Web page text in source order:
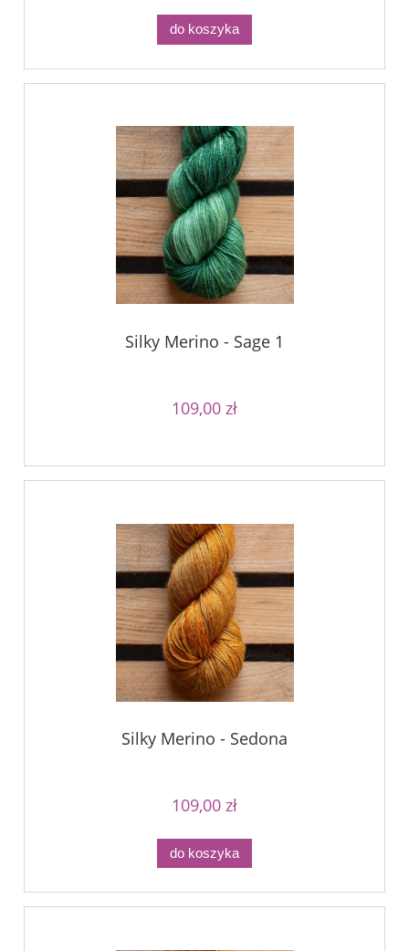
do koszyka
Silky Merino - Sage 1
109,00 zł
Silky Merino - Sedona
109,00 zł
do koszyka